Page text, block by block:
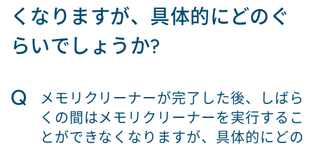
くなりますが、具体的にどのぐ
らいでしょうか?
Q
メモリクリーナーが完了した後、しばら
くの間はメモリクリーナーを実行するこ
とができなくなりますが、具体的にどの